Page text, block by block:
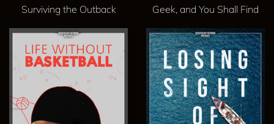
Surviving the Outback Geek, and You Shall Find